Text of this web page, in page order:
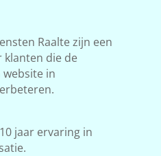
Raalte zijn een
die de
in
jaar ervaring in